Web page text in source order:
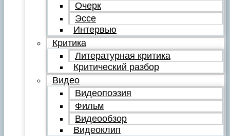
Очерк
Эссе
Интервью
Критика
Литературная критика
Критический разбор
Видео
Видеопоэзия
Фильм
Видеообзор
Видеоклип